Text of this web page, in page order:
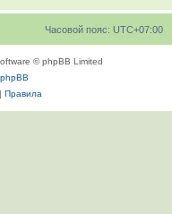
Часовой пояс: UTC+07:00
© phpBB Limited
Правила